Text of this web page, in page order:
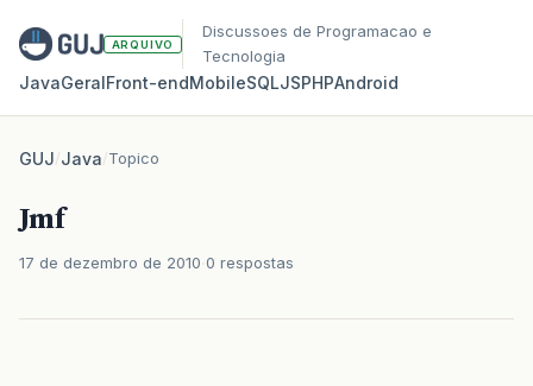
ARQUIVO
Discussoes de Programacao e
Tecnologia
JavaGeralFront‑endMobileSQLJSPHPAndroid
GUJ/Java/Topico
Jmf
17 de dezembro de 2010 0 respostas